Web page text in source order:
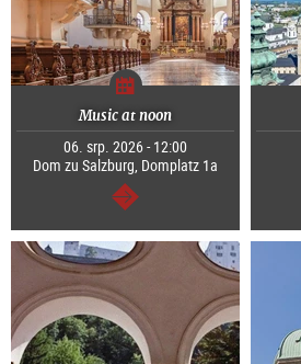
Music at noon
06. srp. 2026 - 12:00
Dom zu Salzburg, Domplatz 1a
continue